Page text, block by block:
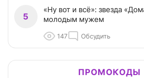
5
«Ну вот и всё»: звезда
молодым мужем
147 Обсудить
ПРОМОКОДЫ